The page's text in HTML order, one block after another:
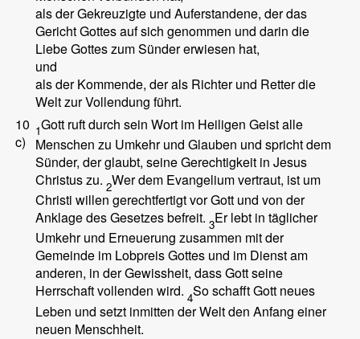
als der Gekreuzigte und Auferstandene, der das
Gericht Gottes auf sich genommen und darin die
Liebe Gottes zum Sünder erwiesen hat,
und
als der Kommende, der als Richter und Retter die
Welt zur Vollendung führt.
10
c)
1Gott ruft durch sein Wort im Heiligen Geist alle
Menschen zu Umkehr und Glauben und spricht dem
Sünder, der glaubt, seine Gerechtigkeit in Jesus
Christus zu. 2Wer dem Evangelium vertraut, ist um
Christi willen gerechtfertigt vor Gott und von der
Anklage des Gesetzes befreit. 3Er lebt in täglicher
Umkehr und Erneuerung zusammen mit der
Gemeinde im Lobpreis Gottes und im Dienst am
anderen, in der Gewissheit, dass Gott seine
Herrschaft vollenden wird. 4So schafft Gott neues
Leben und setzt inmitten der Welt den Anfang einer
neuen Menschheit.